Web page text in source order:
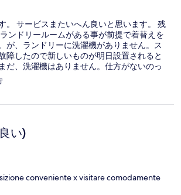
。 サービスまたいへん良いと思います。 残
ンドリールームがある事が前提で着替えを
が、ランドリーに洗濯機がありません。ス
障したので新しいものが明日設置されると
だ、洗濯機はありません。仕方がないのっ
いますが、かなり大変で困ってます。
い)
conveniente x visitare comodamente